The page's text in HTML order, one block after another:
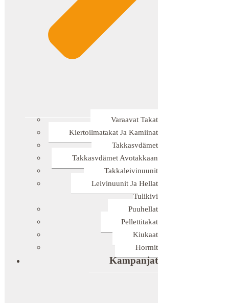
Varaavat Takat
Kiertoilmatakat Ja Kamiinat
Takkasydämet
Takkasydämet Avotakkaan
Takkaleivinuunit
Leivinuunit Ja Hellat
Tulikivi
Puuhellat
Pellettitakat
Kiukaat
Hormit
Kampanjat